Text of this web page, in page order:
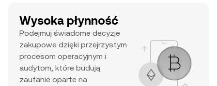
Wysoka płynność
Podejmuj świadome decyzje
zakupowe dzięki przejrzystym
procesom operacyjnym i
audytom, które budują
zaufanie oparte na